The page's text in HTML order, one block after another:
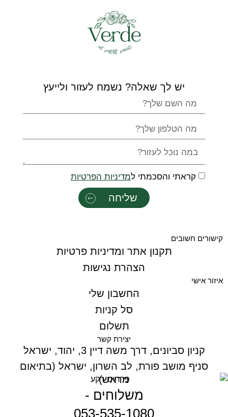
יש לך שאלה? נשמח לעזור ולייעץ
קראתי והסכמתי למדיניות הפרטיות
שליחה
קישורים חשובים
תקנון אתר ומדיניות פרטיות
הצהרת נגישות
איזור אישי
החשבון שלי
סל קניות
תשלום
יצירת קשר
קניון סביונים, דרך משה דיין 3, יהוד, ישראל
סניף מושב פורת, לב השרון, ישראל (בתיאום
מראש)
משלוחים -
053-535-1080